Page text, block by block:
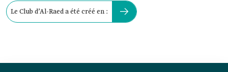
Le Club d’Al-Raed a été créé en :